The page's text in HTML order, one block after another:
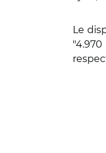
Le